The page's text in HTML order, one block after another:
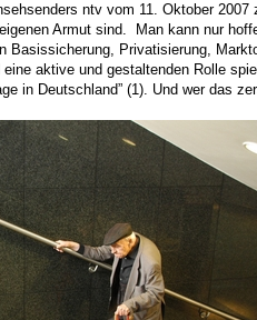
ntv vom 11. Oktober
Armut sind. Man kann nur
Basissicherung, Privatisierung,
aktive und gestaltenden Rolle
in Deutschland” (1). Und wer das